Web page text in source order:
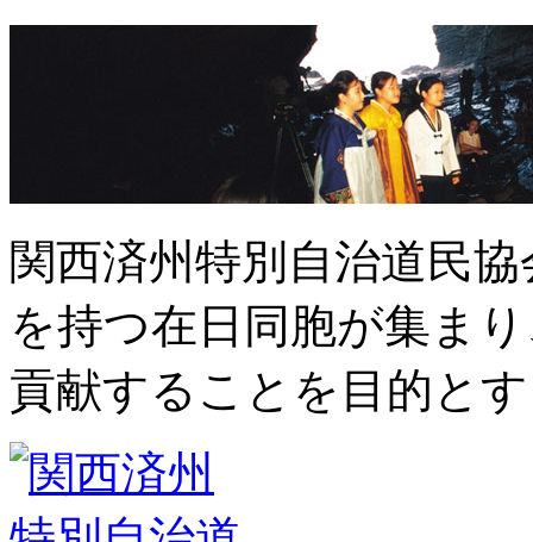
関西済州特別自治道民
を持つ在日同胞が集ま
貢献することを目的と